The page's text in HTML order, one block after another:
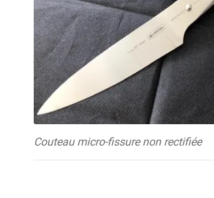
Partenaires
Plan du site
Politique de confidentialité
Politique en matière de remboursements et
Questions / Réponses
Couteau micro-fissure non rectifiée